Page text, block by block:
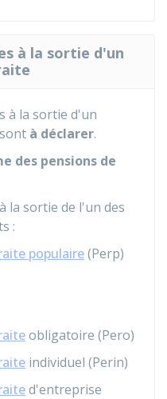
à la sortie d'un
à la sortie d'un
sont à déclarer.
des pensions de
la sortie de l'un des
:
populaire(Perp)
obligatoire (Pero)
individuel (Perin)
d'entreprise